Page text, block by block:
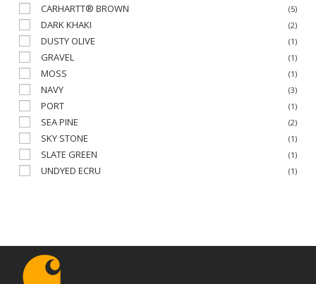
CARHARTT® BROWN (5)
DARK KHAKI (2)
DUSTY OLIVE (1)
GRAVEL (1)
MOSS (1)
NAVY (3)
PORT (1)
SEA PINE (2)
SKY STONE (1)
SLATE GREEN (1)
UNDYED ECRU (1)